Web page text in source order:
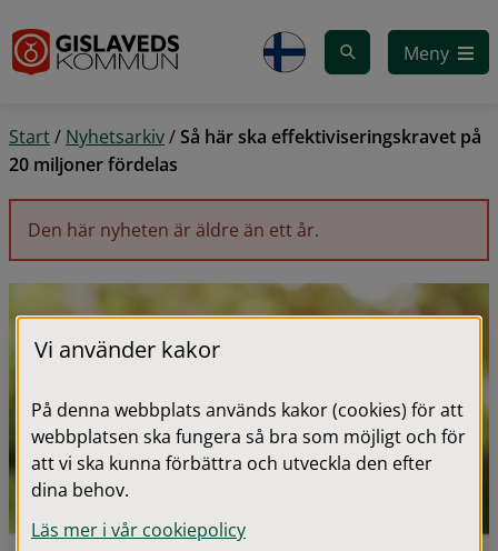
Meny
Start/ Nyhetsarkiv/Så här ska effektiviseringskravet på
20 miljoner fördelas
Den här nyheten är äldre än ett år.
Vi använder kakor
På denna webbplats används kakor (cookies) för att
webbplatsen ska fungera så bra som möjligt och för
att vi ska kunna förbättra och utveckla den efter
dina behov.
Läs mer i vår cookiepolicy